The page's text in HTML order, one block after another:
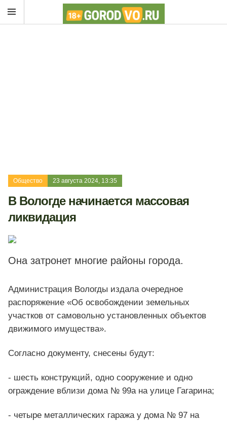
Общество 23 августа 2024, 13:35
В Вологде начинается массовая
ликвидация
Она затронет многие районы города.
Администрация Вологды издала очередное
распоряжение «Об освобождении земельных
участков от самовольно установленных объектов
движимого имущества».
Согласно документу, снесены будут:
- шесть конструкций, одно сооружение и одно
ограждение вблизи дома № 99а на улице Гагарина;
- четыре металлических гаража у дома № 97 на